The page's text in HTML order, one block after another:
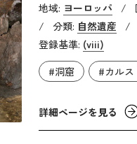
含んだ水が干上が
に溶けた物質が固
積岩のことです。
地形を形成し、洞
比較的狭い地域に
り、その総延長距
地域: ヨーロッパ /
/
分類: 自然遺産 /
登録基準: (viii)
#洞窟
#カルス
詳細ページを見る